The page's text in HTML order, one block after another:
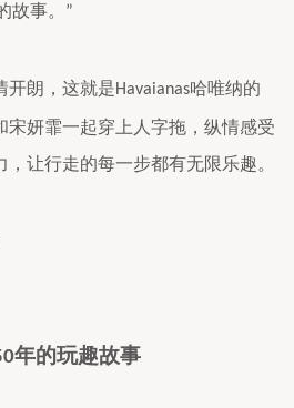
故事。 ”
开朗，这就是Havaianas哈唯纳的
宋妍霏一起穿上人字拖，纵情感受
让行走的每一步都有无限乐趣。
年的玩趣故事